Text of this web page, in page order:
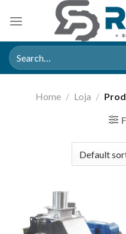
Search
for:
Home / Loja /